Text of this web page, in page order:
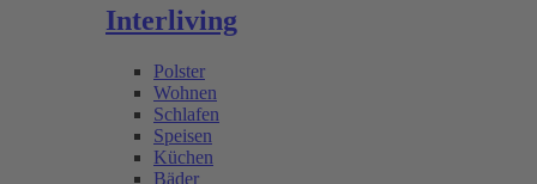
Interliving
Polster
Wohnen
Schlafen
Speisen
Küchen
Bäder